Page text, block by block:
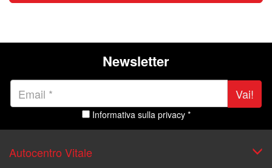
Newsletter
Vai!
Informativa sulla privacy *
Autocentro Vitale